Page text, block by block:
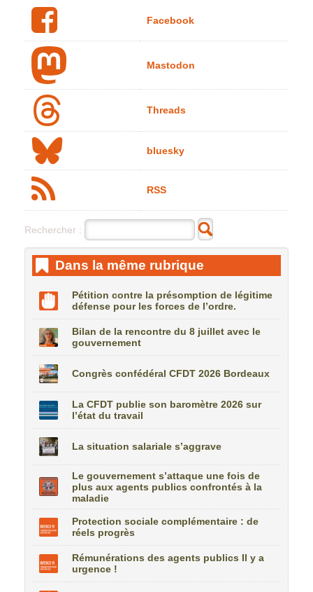
Facebook
Mastodon
Threads
bluesky
RSS
Rechercher :
Dans la même rubrique
Pétition contre la présomption de légitime
défense pour les forces de l’ordre.
Bilan de la rencontre du 8 juillet avec le
gouvernement
Congrès confédéral CFDT 2026 Bordeaux
La CFDT publie son baromètre 2026 sur
l’état du travail
La situation salariale s’aggrave
Le gouvernement s’attaque une fois de
plus aux agents publics confrontés à la
maladie
Protection sociale complémentaire : de
réels progrès
Rémunérations des agents publics Il y a
urgence !